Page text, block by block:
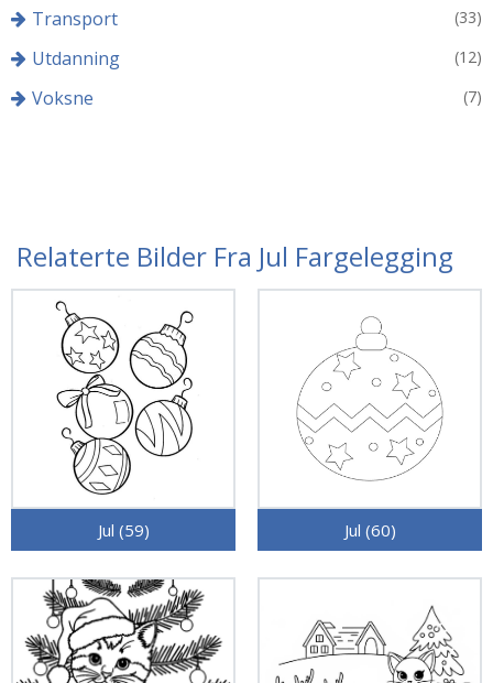
Transport (33)
Utdanning (12)
Voksne (7)
Relaterte Bilder Fra Jul Fargelegging
Jul (59) Jul (60)